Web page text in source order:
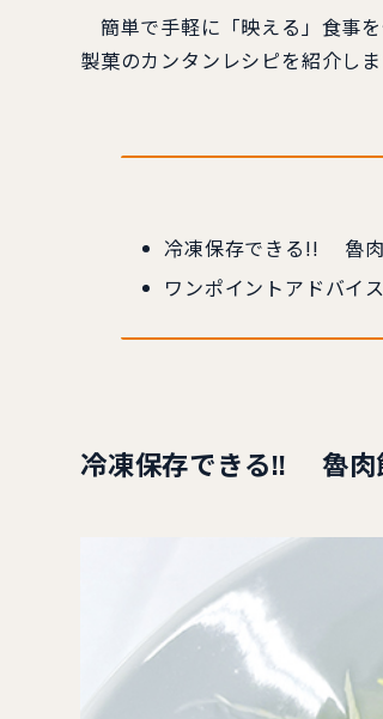
簡単で手軽に「映える」食事
製菓のカンタンレシピを紹介しま
冷凍保存できる!! 魯肉
ワンポイントアドバイ
冷凍保存できる!! 魯肉